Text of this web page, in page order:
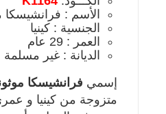
الأسم : فرانشيسكا
الجنسية : كينيا
العمر : 29 عام
الديانة : غير مسلمة
إسمي فرانشيسكا